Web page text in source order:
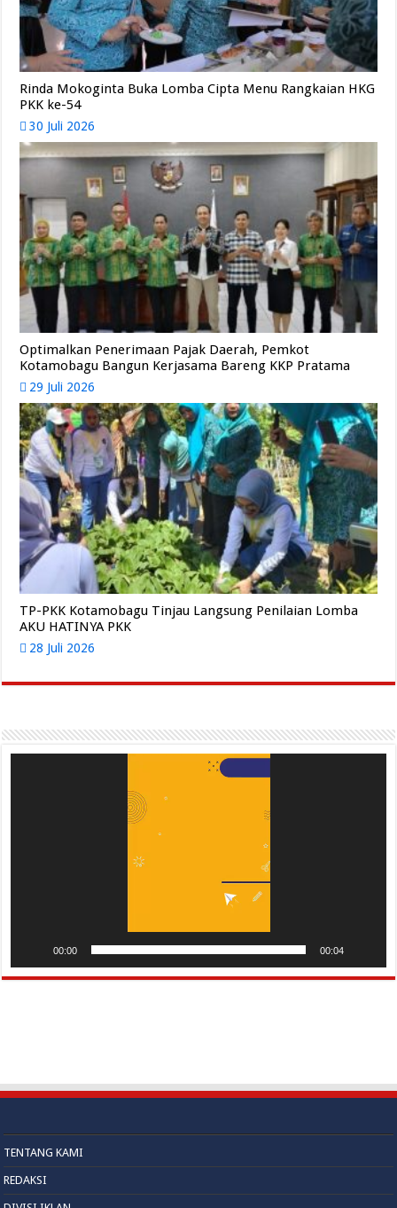
Rinda Mokoginta Buka Lomba Cipta Menu Rangkaian HKG
PKK ke-54
30 Juli 2026
Optimalkan Penerimaan Pajak Daerah, Pemkot
Kotamobagu Bangun Kerjasama Bareng KKP Pratama
29 Juli 2026
TP-PKK Kotamobagu Tinjau Langsung Penilaian Lomba
AKU HATINYA PKK
28 Juli 2026
00:00 00:04
TENTANG KAMI
REDAKSI